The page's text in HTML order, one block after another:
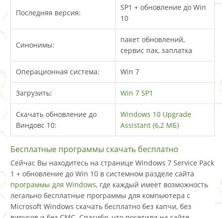
Последняя версия:
SP1 + обновление до Win
10
Синонимы:
пакет обновлений,
сервис пак, заплатка
Операционная система: Win 7
Загрузить: Win 7 SP1
Скачать обновление до
Виндовс 10:
Windows 10 Upgrade
Assistant (6,2 МБ)
Бесплатные программы скачать бесплатно
Сейчас Вы находитесь на странице Windows 7 Service Pack
1 + обновление до Win 10 в системном разделе сайта
программы для Windows, где каждый имеет возможность
легально бесплатные программы для компьютера с
Microsoft Windows скачать бесплатно без капчи, без